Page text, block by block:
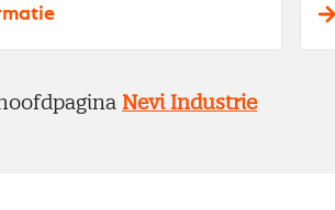
Nevi Industrie